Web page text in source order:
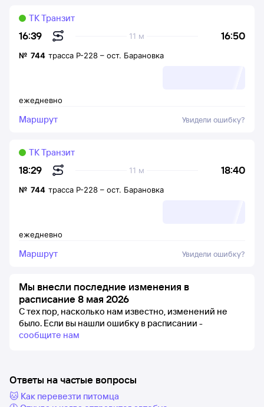
16:39 16:50
11 м
ТК Транзит
ежедневно
№ 744 трасса Р-228 – ост. Барановка
Маршрут Увидели ошибку?
18:29 18:40
11 м
ТК Транзит
ежедневно
№ 744 трасса Р-228 – ост. Барановка
Маршрут Увидели ошибку?
Мы внесли последние изменения в
расписание 8 мая 2026
С тех пор, насколько нам известно, изменений не
было. Если вы нашли ошибку в расписании -
сообщите нам
Ответы на частые вопросы
🐱 Как перевезти питомца